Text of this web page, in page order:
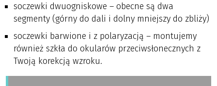
soczewki dwuogniskowe – obecne są dwa
segmenty (górny do dali i dolny mniejszy do zbliży)
soczewki barwione i z polaryzacją – montujemy
również szkła do okularów przeciwsłonecznych z
Twoją korekcją wzroku.